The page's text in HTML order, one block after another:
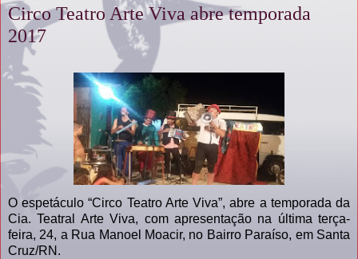
Circo Teatro Arte Viva abre temporada
2017
O espetáculo “Circo Teatro Arte Viva”, abre a temporada da
Cia. Teatral Arte Viva, com apresentação na última terça-
feira, 24, a Rua Manoel Moacir, no Bairro Paraíso, em Santa
Cruz/RN.